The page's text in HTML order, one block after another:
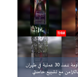
وحدات المقاومة تنفذ 30 عملية في طهران